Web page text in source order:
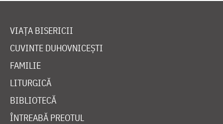
VIAȚA BISERICII
CUVINTE DUHOVNICEȘTI
FAMILIE
LITURGICĂ
BIBLIOTECĂ
ÎNTREABĂ PREOTUL